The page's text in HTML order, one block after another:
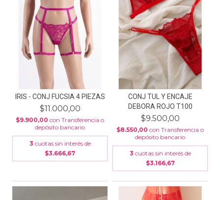
IRIS - CONJ FUCSIA 4 PIEZAS
$11.000,00
$9.900,00 con Transferencia o
depósito bancario
3 cuotas sin interés de
$3.666,67
CONJ TUL Y ENCAJE
DEBORA ROJO T100
$9.500,00
$8.550,00 con Transferencia o
depósito bancario
3 cuotas sin interés de
$3.166,67